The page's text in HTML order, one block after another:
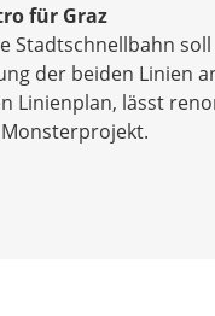
für Graz
Stadtschnellbahn
der beiden Linien
Linienplan, lässt